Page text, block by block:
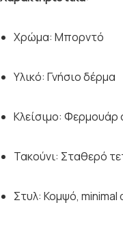
Χρώμα: Μπορντό
Υλικό: Γνήσιο δέρμα
Κλείσιμο: Φερμουάρ
Τακούνι: Σταθερό
Στυλ: Κομψό, minimal